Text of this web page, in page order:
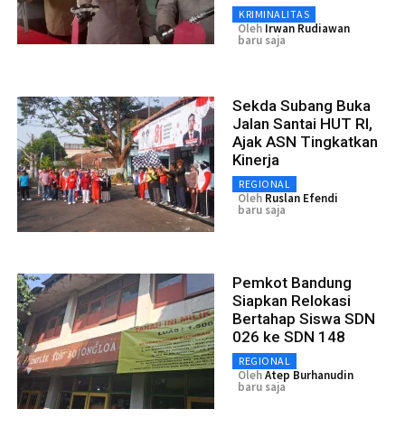
KRIMINALITAS
Oleh Irwan Rudiawan
baru saja
Sekda Subang Buka
Jalan Santai HUT RI,
Ajak ASN Tingkatkan
Kinerja
REGIONAL
Oleh Ruslan Efendi
baru saja
Pemkot Bandung
Siapkan Relokasi
Bertahap Siswa SDN
026 ke SDN 148
REGIONAL
OlehAtep Burhanudin
baru saja